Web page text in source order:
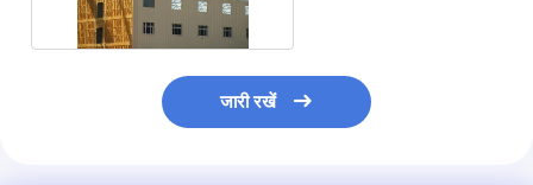
जारी रखें